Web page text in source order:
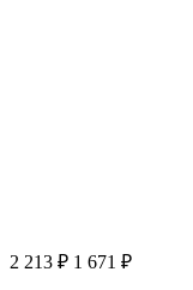
2 213 ₽ 1 671 ₽